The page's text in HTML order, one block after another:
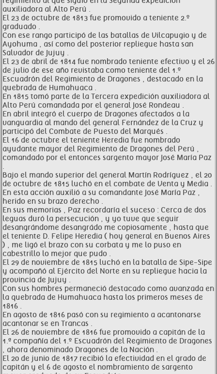
auxiliadora al Alto Perú .
El 23 de octubre de 1813 fue promovido a teniente 2.º
graduado .
Con ese rango participó de las batallas de Vilcapugio y de
Ayohuma , así como del posterior repliegue hasta san
Salvador de Jujuy .
El 23 de abril de 1814 fue nombrado teniente efectivo y el 26
de julio de ese año revistaba como teniente del 1.º
Escuadrón del Regimiento de Dragones , destacado en la
quebrada de Humahuaca .
En 1815 tomó parte de la Tercera expedición auxiliadora al
Alto Perú comandada por el general José Rondeau .
En abril integró el cuerpo de Dragones afectados a la
vanguardia al mando del general Fernández de la Cruz y
participó del Combate de Puesto del Marqués .
El 16 de octubre el teniente Heredia fue nombrado
ayudante mayor del Regimiento de Dragones del Perú ,
comandado por el entonces sargento mayor José María Paz
.
Bajo el mando superior del general Martín Rodríguez , el 20
de octubre de 1815 luchó en el combate de Venta y Media .
En esta acción auxilió a su comandante José María Paz ,
herido en su brazo derecho .
En sus memorias , Paz recordaría el suceso : Cerca de dos
leguas duró la persecución , y yo tuve que seguir
desangrándome desangrádo me copiosamente , hasta que
el teniente D. Felipe Heredia ( hoy general en Buenos Aires
) , me ligó el brazo con su corbata y me lo puso en
cabestrillo lo mejor que pudo .
El 29 de noviembre de 1815 luchó en la batalla de Sipe-Sipe
y acompañó al Ejército del Norte en su repliegue hacia la
provincia de Jujuy .
Con sus hombres permaneció destacado como avanzada en
la quebrada de Humahuaca hasta los primeros meses de
1816 .
En agosto de 1816 pasó con su regimiento a acantonarse
acantonar se en Trancas .
El 26 de noviembre de 1816 fue promovido a capitán de la
1.ª compañía del 1.º Escuadrón del Regimiento de Dragones
, ahora denominado Dragones de la Nación .
El 20 de junio de 1817 recibió la efectividad en el grado de
capitán y el 6 de agosto el nombramiento de sargento